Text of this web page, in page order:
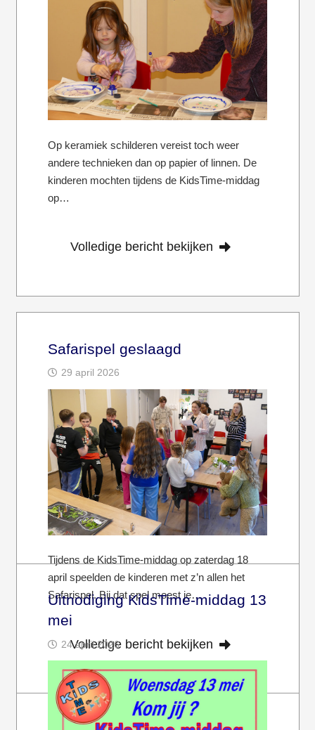
Op keramiek schilderen vereist toch weer
andere technieken dan op papier of linnen. De
kinderen mochten tijdens de KidsTime-middag
op…
Volledige bericht bekijken
Safarispel geslaagd
29 april 2026
Tijdens de KidsTime-middag op zaterdag 18
april speelden de kinderen met z’n allen het
Safarispel. Bij dat spel moest je…
Volledige bericht bekijken
Uitnodiging KidsTime-middag 13
mei
24 april 2026